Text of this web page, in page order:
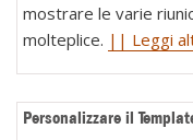
mostrare le varie
molteplice. || Leggi
Personalizzare il